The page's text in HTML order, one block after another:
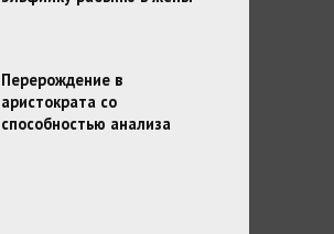
Перерождение в
аристократа со
способностью анализа